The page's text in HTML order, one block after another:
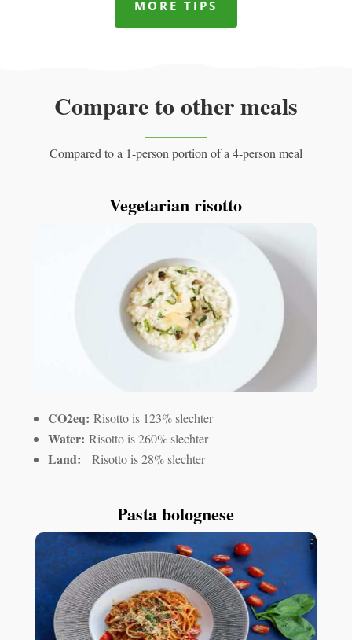
MORE TIPS
Compare to other meals
Compared to a 1-person portion of a 4-person meal
Vegetarian risotto
CO2eq: Risotto is 123% slechter
Water: Risotto is 260% slechter
Land: Risotto is 28% slechter
Pasta bolognese